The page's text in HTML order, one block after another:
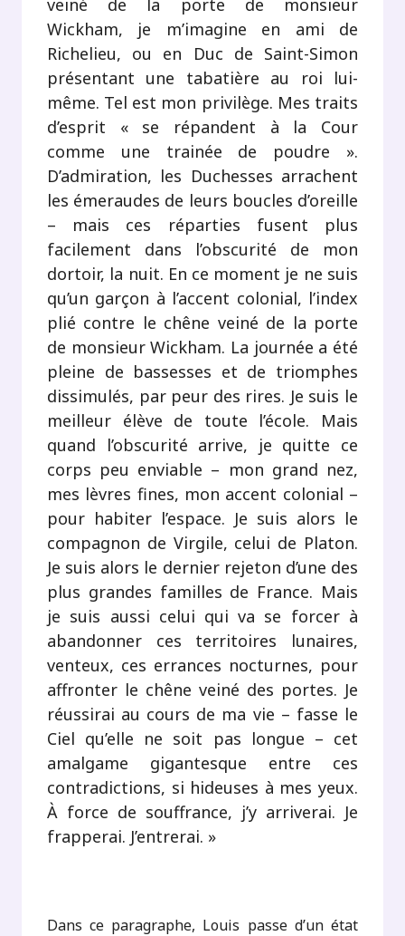
veiné de la porte de monsieur
Wickham, je m’imagine en ami de
Richelieu, ou en Duc de Saint-Simon
présentant une tabatière au roi lui-
même. Tel est mon privilège. Mes traits
d’esprit « se répandent à la Cour
comme une trainée de poudre ».
D’admiration, les Duchesses arrachent
les émeraudes de leurs boucles d’oreille
– mais ces réparties fusent plus
facilement dans l’obscurité de mon
dortoir, la nuit. En ce moment je ne suis
qu’un garçon à l’accent colonial, l’index
plié contre le chêne veiné de la porte
de monsieur Wickham. La journée a été
pleine de bassesses et de triomphes
dissimulés, par peur des rires. Je suis le
meilleur élève de toute l’école. Mais
quand l’obscurité arrive, je quitte ce
corps peu enviable – mon grand nez,
mes lèvres fines, mon accent colonial –
pour habiter l’espace. Je suis alors le
compagnon de Virgile, celui de Platon.
Je suis alors le dernier rejeton d’une des
plus grandes familles de France. Mais
je suis aussi celui qui va se forcer à
abandonner ces territoires lunaires,
venteux, ces errances nocturnes, pour
affronter le chêne veiné des portes. Je
réussirai au cours de ma vie – fasse le
Ciel qu’elle ne soit pas longue – cet
amalgame gigantesque entre ces
contradictions, si hideuses à mes yeux.
À force de souffrance, j’y arriverai. Je
frapperai. J’entrerai. »
Dans ce paragraphe, Louis passe d’un état